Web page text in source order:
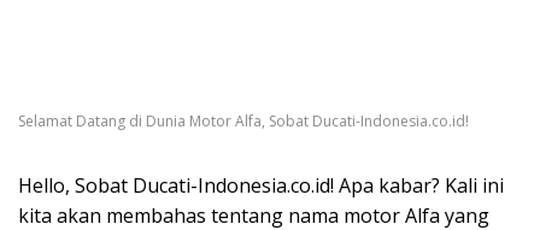
Selamat Datang di Dunia Motor Alfa, Sobat Ducati-Indonesia.co.id!
Hello, Sobat Ducati-Indonesia.co.id! Apa kabar? Kali ini
kita akan membahas tentang nama motor Alfa yang